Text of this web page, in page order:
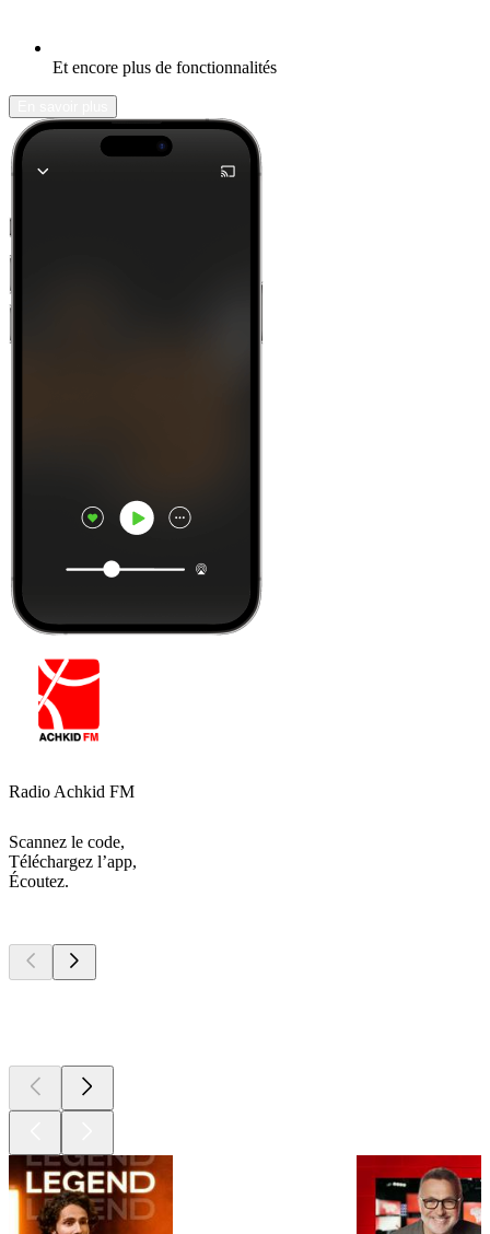
Et encore plus de fonctionnalités
Radio Achkid FM
Scannez le code,
Téléchargez l’app,
Écoutez.